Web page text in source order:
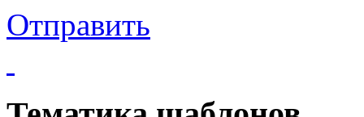
Отправить